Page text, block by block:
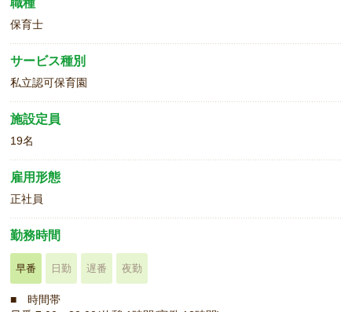
保育士
サービス種別
私立認可保育園
施設定員
19名
雇用形態
正社員
勤務時間
早番 日勤 遅番 夜勤
■ 時間帯